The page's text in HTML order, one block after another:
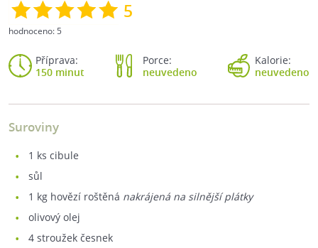
5
hodnoceno:5
Příprava:
150 minut
Porce:
neuvedeno
Kalorie:
neuvedeno
Suroviny
1 ks cibule
sůl
1 kg hovězí roštěná nakrájená na silnější plátky
olivový olej
4 stroužek česnek